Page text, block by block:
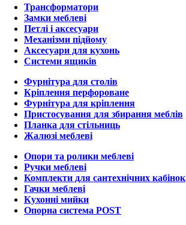
Трансформатори
Замки меблеві
Петлі і аксесуари
Механізми підйому
Аксесуари для кухонь
Системи ящиків
Фурнітура для столів
Кріплення перфороване
Фурнітура для кріплення
Пристосування для збирання меблів
Планка для стільниць
Жалюзі меблеві
Опори та ролики меблеві
Ручки меблеві
Комплекти для сантехнічних кабінок
Гачки меблеві
Кухонні мийки
Опорна система POST